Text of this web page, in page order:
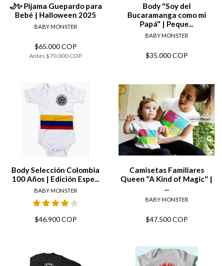
🌙✨ Pijama Guepardo para
Bebé | Halloween 2025
BABY MONSTER
$65.000 COP
Antes $70.000 COP
Body "Soy del
Bucaramanga como mi
Papá" | Peque...
BABY MONSTER
$35.000 COP
Body Selección Colombia
100 Años | Edición Espe...
BABY MONSTER
$46.900 COP
Camisetas Familiares
Queen "A Kind of Magic" |
...
BABY MONSTER
$47.500 COP